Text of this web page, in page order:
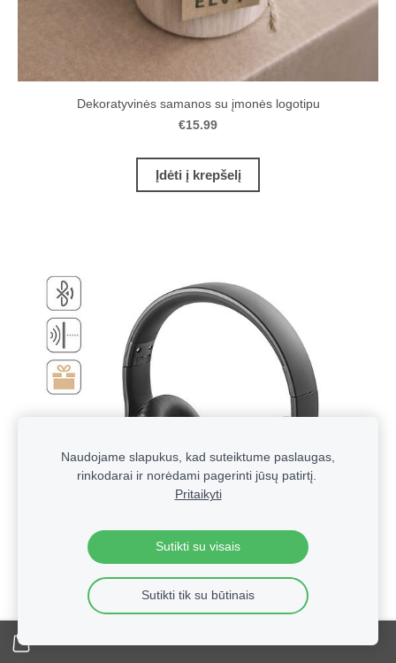
Dekoratyvinės samanos su įmonės logotipu
€15.99
Įdėti į krepšelį
Technologinės verslo dovanos su logotipu | Reklaminė
Naudojame slapukus, kad suteiktume paslaugas,
rinkodarai ir norėdami pagerinti jūsų patirtį.
Pritaikyti
Sutikti su visais
Sutikti tik su būtinais